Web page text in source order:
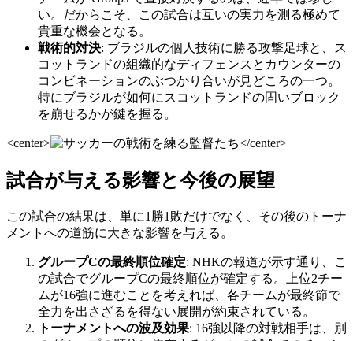
い。だからこそ、この試合は互いの実力を測る極めて
貴重な機会となる。
戦術的対決: ブラジルの個人技術に勝る攻撃足球と、ス
コットランドの組織的なディフェンスとカウンターの
コンビネーションのぶつかり合いが見どころの一つ。
特にブラジルが如何にスコットランドの固いブロック
を崩せるかが鍵を握る。
<center> </center>
試合が与える影響と今後の展望
この試合の結果は、単に1勝1敗だけでなく、その後のトーナ
メントへの道筋に大きな影響を与える。
グループCの最終順位確定: NHKの報道が示す通り、こ
の試合でグループCの最終順位が確定する。上位2チー
ムが16強に進むことを考えれば、各チームが最終節で
全力を出さざるを得ない展開が約束されている。
トーナメントへの波及効果: 16強以降の対戦相手は、別